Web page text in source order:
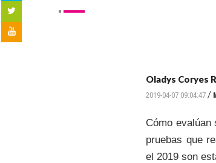
Oladys Coryes
2019-04-07 09:04:47 /
Cómo
pruebas que
el 2019 son